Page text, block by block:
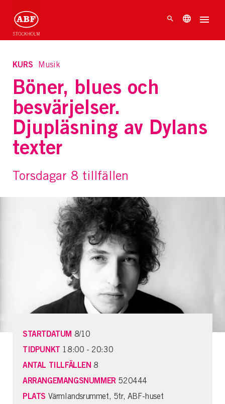
KURS Musik
Böner, blues och
besvärjelser.
Djupläsning av Dylans
texter
Torsdagar 8 tillfällen
STARTDATUM 8/10
TIDPUNKT 18:00 - 20:30
ANTAL TILLFÄLLEN 8
ARRANGEMANGSNUMMER 520444
PLATS Värmlandsrummet, 5tr, ABF-huset